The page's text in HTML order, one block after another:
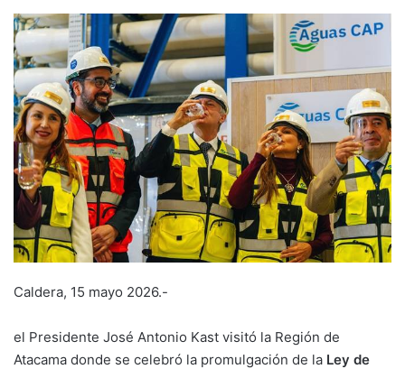
Caldera, 15 mayo 2026.-
el Presidente José Antonio Kast visitó la Región de
Atacama donde se celebró la promulgación de la Ley de